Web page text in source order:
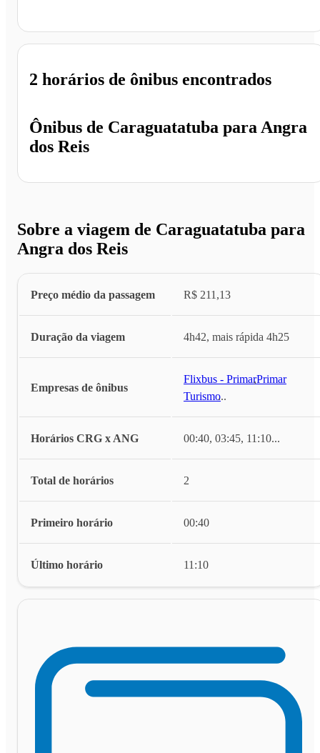
Ônibus de Caraguatatuba para Angra
dos Reis
2 horários de ônibus encontrados
Sobre a viagem de Caraguatatuba para
Angra dos Reis
Preço médio da passagem R$ 211,13
Duração da viagem 4h42, mais rápida 4h25
Empresas de ônibus
Flixbus - Primar,Primar
Turismo...
Horários CRG x ANG 00:40, 03:45, 11:10...
Total de horários 2
Primeiro horário 00:40
Último horário 11:10